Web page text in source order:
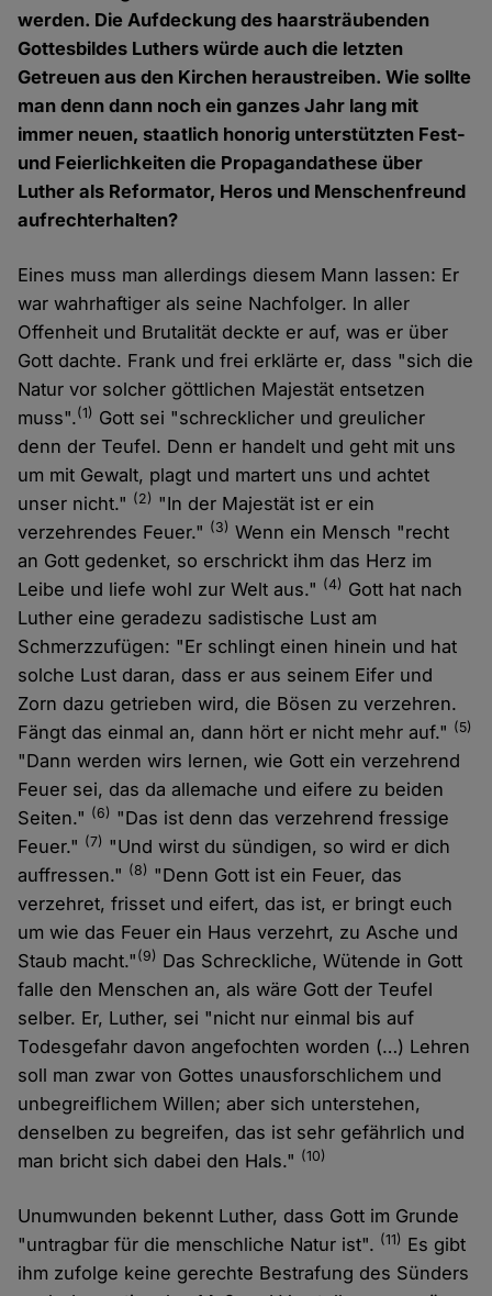
werden. Die Aufdeckung des haarsträubenden
Gottesbildes Luthers würde auch die letzten
Getreuen aus den Kirchen heraustreiben. Wie sollte
man denn dann noch ein ganzes Jahr lang mit
immer neuen, staatlich honorig unterstützten Fest-
und Feierlichkeiten die Propagandathese über
Luther als Reformator, Heros und Menschenfreund
aufrechterhalten?
Eines muss man allerdings diesem Mann lassen: Er
war wahrhaftiger als seine Nachfolger. In aller
Offenheit und Brutalität deckte er auf, was er über
Gott dachte. Frank und frei erklärte er, dass "sich die
Natur vor solcher göttlichen Majestät entsetzen
muss".(1) Gott sei "schrecklicher und greulicher
denn der Teufel. Denn er handelt und geht mit uns
um mit Gewalt, plagt und martert uns und achtet
unser nicht." (2) "In der Majestät ist er ein
verzehrendes Feuer." (3) Wenn ein Mensch "recht
an Gott gedenket, so erschrickt ihm das Herz im
Leibe und liefe wohl zur Welt aus." (4) Gott hat nach
Luther eine geradezu sadistische Lust am
Schmerzzufügen: "Er schlingt einen hinein und hat
solche Lust daran, dass er aus seinem Eifer und
Zorn dazu getrieben wird, die Bösen zu verzehren.
Fängt das einmal an, dann hört er nicht mehr auf." (5)
"Dann werden wirs lernen, wie Gott ein verzehrend
Feuer sei, das da allemache und eifere zu beiden
Seiten." (6) "Das ist denn das verzehrend fressige
Feuer." (7) "Und wirst du sündigen, so wird er dich
auffressen." (8) "Denn Gott ist ein Feuer, das
verzehret, frisset und eifert, das ist, er bringt euch
um wie das Feuer ein Haus verzehrt, zu Asche und
Staub macht." (9) Das Schreckliche, Wütende in Gott
falle den Menschen an, als wäre Gott der Teufel
selber. Er, Luther, sei "nicht nur einmal bis auf
Todesgefahr davon angefochten worden (…) Lehren
soll man zwar von Gottes unausforschlichem und
unbegreiflichem Willen; aber sich unterstehen,
denselben zu begreifen, das ist sehr gefährlich und
man bricht sich dabei den Hals." (10)
Unumwunden bekennt Luther, dass Gott im Grunde
"untragbar für die menschliche Natur ist". (11) Es gibt
ihm zufolge keine gerechte Bestrafung des Sünders